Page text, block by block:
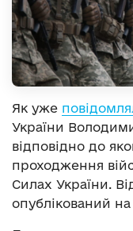
Як уже
України
відповідно до
проходження
Силах України.
опублікований